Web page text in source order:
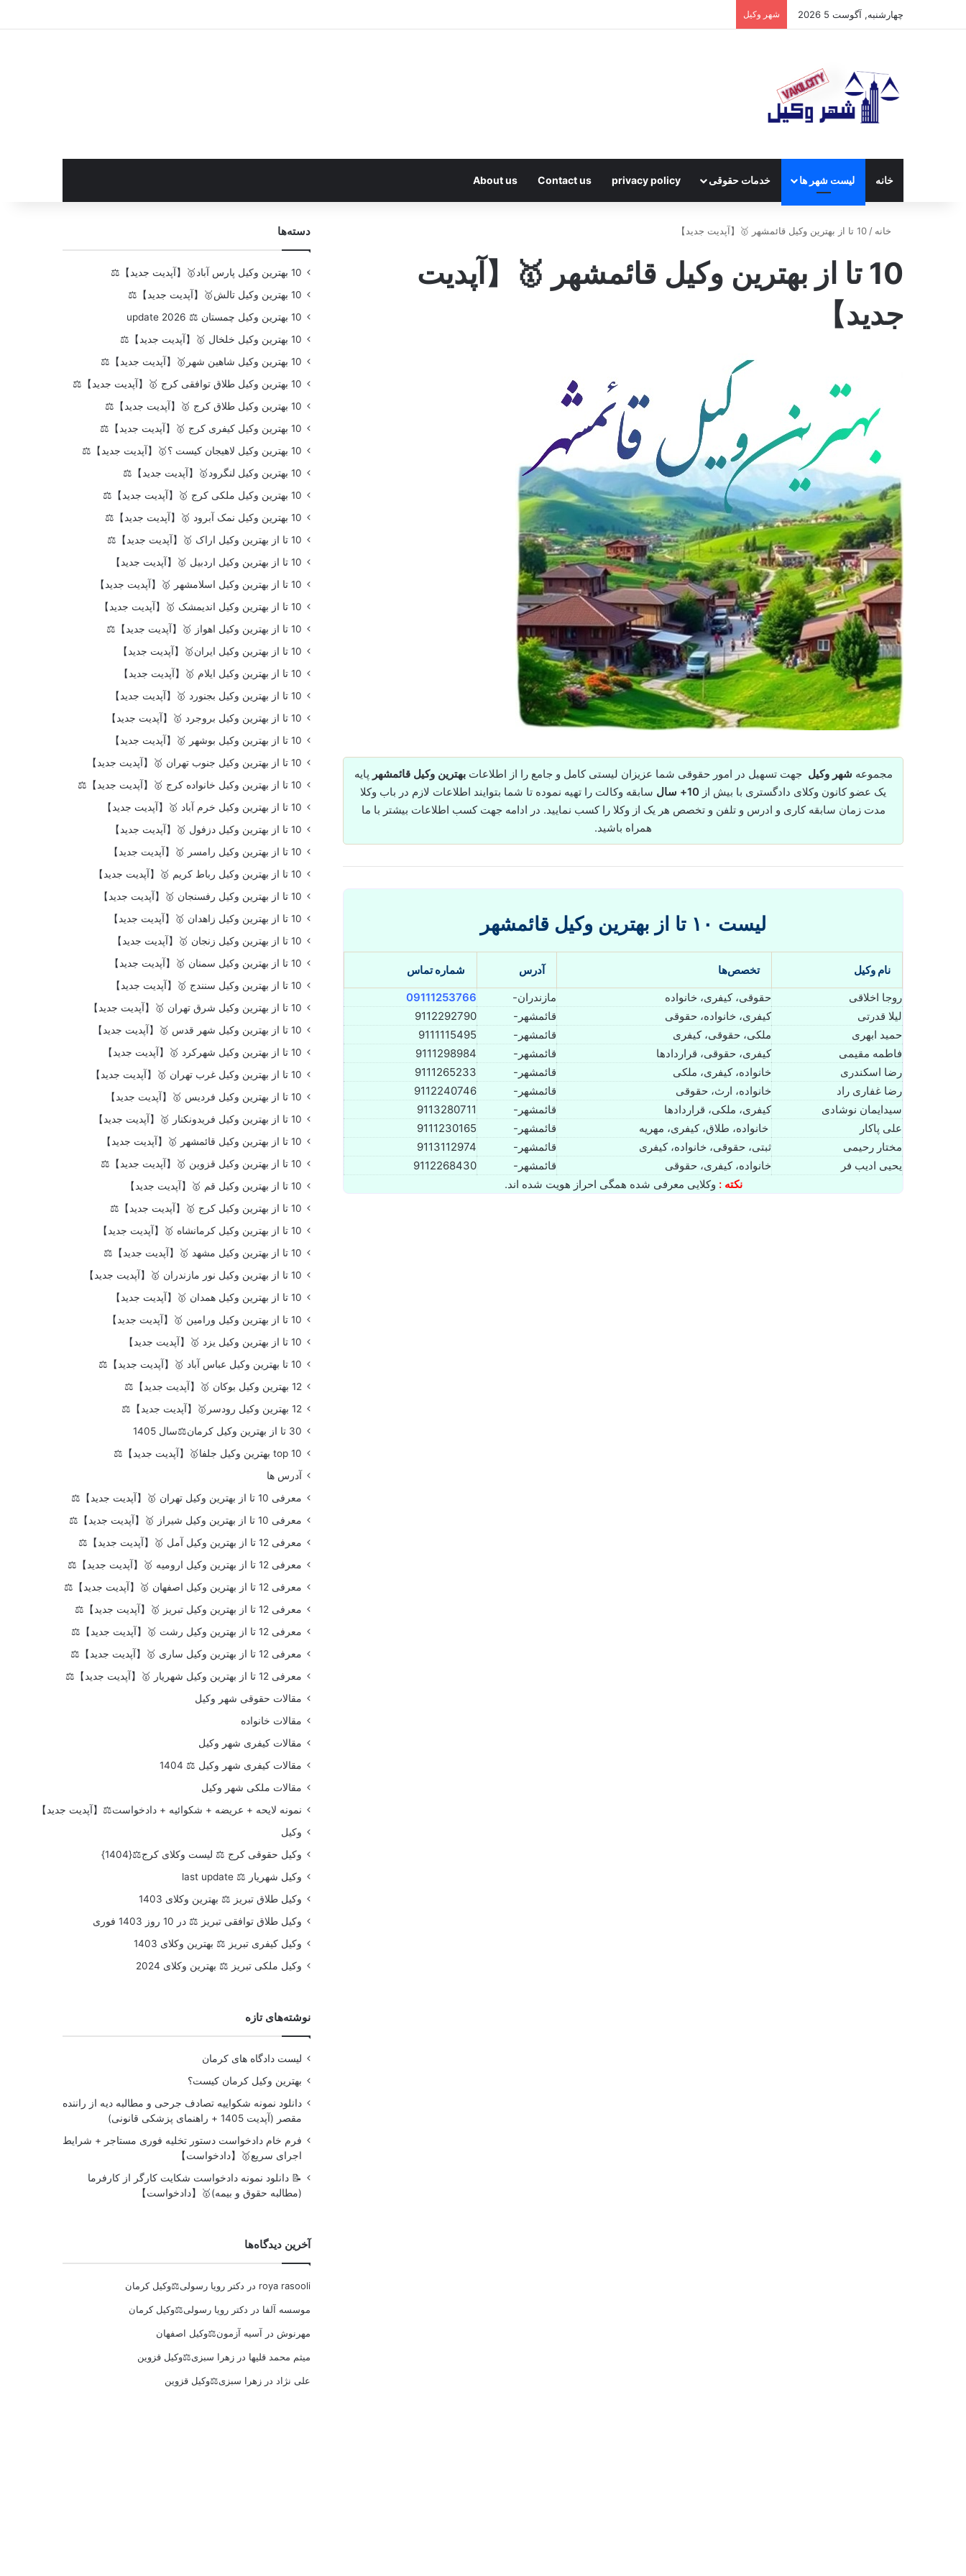
چهارشنبه, آگوست 5 2026 شهر وکیل
خانه لیست شهر ها خدمات حقوقی privacy policy
Contact us
About us
خانه / 10 تا از بهترین وکیل قائمشهر 🥇【آپدیت جدید】
10 تا از بهترین وکیل قائمشهر 🥇【آپدیت
جدید】
مجموعه شهر وکیل جهت تسهیل در امور حقوقی شما عزیزان لیستی کامل و جامع را از اطلاعاتبهترین وکیل قائمشهر پایه
یک عضو کانون وکلای دادگستری با بیش از 10+ سال
سابقه وکالت را تهیه نموده تا شما بتوایند اطلاعات لازم در باب وکلا
مدت زمان سابقه کاری و ادرس و تلفن و تخصص هر یک از وکلا را کسب نمایید. در ادامه جهت کسب اطلاعات بیشتر با ما
همراه باشید.
لیست ۱۰ تا از بهترین وکیل قائمشهر
نام وکیل تخصص‌ها آدرس
شماره تماس
روجا اخلاقی
حقوقی، کیفری، خانواده مازندران-
09111253766
لیلا قدرتی
کیفری، خانواده، حقوقی قائمشهر-
9112292790
حمید ابهری
ملکی، حقوقی، کیفری قائمشهر-
9111115495
فاطمه مقیمی
کیفری، حقوقی، قراردادها قائمشهر-
9111298984
رضا اسکندری
خانواده، کیفری، ملکی قائمشهر-
9111265233
رضا غفاری راد
خانواده، ارث، حقوقی قائمشهر-
9112240746
سیدایمان نوشادی
کیفری، ملکی، قراردادها قائمشهر-
9113280711
علی پاکار
خانواده، طلاق، کیفری، مهریه قائمشهر-
9111230165
مختار رحیمی
ثبتی، حقوقی، خانواده، کیفری قائمشهر-
9113112974
یحیی ادیب فر
خانواده، کیفری، حقوقی قائمشهر-
9112268430
نکته : وکلایی معرفی شده همگی احراز هویت شده اند.
دسته‌ها
10 بهترین وکیل پارس آباد🥇【آپدیت جدید】⚖️
10 بهترین وکیل تالش🥇【آپدیت جدید】⚖️
10 بهترین وکیل چمستان ⚖️ update 2026
10 بهترین وکیل خلخال 🥇【آپدیت جدید】⚖️
10 بهترین وکیل شاهین شهر🥇【آپدیت جدید】⚖️
10 بهترین وکیل طلاق توافقی کرج 🥇【آپدیت جدید】⚖️
10 بهترین وکیل طلاق کرج 🥇【آپدیت جدید】⚖️
10 بهترین وکیل کیفری کرج 🥇【آپدیت جدید】⚖️
10 بهترین وکیل لاهیجان کیست ؟🥇【آپدیت جدید】⚖️
10 بهترین وکیل لنگرود🥇【آپدیت جدید】⚖️
10 بهترین وکیل ملکی کرج 🥇【آپدیت جدید】⚖️
10 بهترین وکیل نمک آبرود 🥇【آپدیت جدید】⚖️
10 تا از بهترین وکیل اراک 🥇【آپدیت جدید】⚖️
10 تا از بهترین وکیل اردبیل 🥇【آپدیت جدید】
10 تا از بهترین وکیل اسلامشهر 🥇【آپدیت جدید】
10 تا از بهترین وکیل اندیمشک 🥇【آپدیت جدید】
10 تا از بهترین وکیل اهواز 🥇【آپدیت جدید】⚖️
10 تا از بهترین وکیل ایران🥇【آپدیت جدید】
10 تا از بهترین وکیل ایلام 🥇【آپدیت جدید】
10 تا از بهترین وکیل بجنورد 🥇【آپدیت جدید】
10 تا از بهترین وکیل بروجرد 🥇【آپدیت جدید】
10 تا از بهترین وکیل بوشهر 🥇【آپدیت جدید】
10 تا از بهترین وکیل جنوب تهران 🥇【آپدیت جدید】
10 تا از بهترین وکیل خانواده کرج 🥇【آپدیت جدید】⚖️
10 تا از بهترین وکیل خرم آباد 🥇【آپدیت جدید】
10 تا از بهترین وکیل دزفول 🥇【آپدیت جدید】
10 تا از بهترین وکیل رامسر 🥇【آپدیت جدید】
10 تا از بهترین وکیل رباط کریم 🥇【آپدیت جدید】
10 تا از بهترین وکیل رفسنجان 🥇【آپدیت جدید】
10 تا از بهترین وکیل زاهدان 🥇【آپدیت جدید】
10 تا از بهترین وکیل زنجان 🥇【آپدیت جدید】
10 تا از بهترین وکیل سمنان 🥇【آپدیت جدید】
10 تا از بهترین وکیل سنندج 🥇【آپدیت جدید】
10 تا از بهترین وکیل شرق تهران 🥇【آپدیت جدید】
10 تا از بهترین وکیل شهر قدس 🥇【آپدیت جدید】
10 تا از بهترین وکیل شهرکرد 🥇【آپدیت جدید】
10 تا از بهترین وکیل غرب تهران 🥇【آپدیت جدید】
10 تا از بهترین وکیل فردیس 🥇【آپدیت جدید】
10 تا از بهترین وکیل فریدونکنار 🥇【آپدیت جدید】
10 تا از بهترین وکیل قائمشهر 🥇【آپدیت جدید】
10 تا از بهترین وکیل قزوین 🥇【آپدیت جدید】⚖️
10 تا از بهترین وکیل قم 🥇【آپدیت جدید】
10 تا از بهترین وکیل کرج 🥇【آپدیت جدید】⚖️
10 تا از بهترین وکیل کرمانشاه 🥇【آپدیت جدید】
10 تا از بهترین وکیل مشهد 🥇【آپدیت جدید】⚖️
10 تا از بهترین وکیل نور مازندران 🥇【آپدیت جدید】
10 تا از بهترین وکیل همدان 🥇【آپدیت جدید】
10 تا از بهترین وکیل ورامین 🥇【آپدیت جدید】
10 تا از بهترین وکیل یزد 🥇【آپدیت جدید】
10 تا بهترین وکیل عباس آباد 🥇【آپدیت جدید】⚖️
12 بهترین وکیل بوکان 🥇【آپدیت جدید】⚖️
12 بهترین وکیل رودسر🥇【آپدیت جدید】⚖️
30 تا از بهترین وکیل کرمان⚖️سال 1405
top 10 بهترین وکیل جلفا🥇【آپدیت جدید】⚖️
آدرس ها
معرفی 10 تا از بهترین وکیل تهران 🥇【آپدیت جدید】⚖️
معرفی 10 تا از بهترین وکیل شیراز 🥇【آپدیت جدید】⚖️
معرفی 12 تا از بهترین وکیل آمل 🥇【آپدیت جدید】⚖️
معرفی 12 تا از بهترین وکیل ارومیه 🥇【آپدیت جدید】⚖️
معرفی 12 تا از بهترین وکیل اصفهان 🥇【آپدیت جدید】⚖️
معرفی 12 تا از بهترین وکیل تبریز 🥇【آپدیت جدید】⚖️
معرفی 12 تا از بهترین وکیل رشت 🥇【آپدیت جدید】⚖️
معرفی 12 تا از بهترین وکیل ساری 🥇【آپدیت جدید】⚖️
معرفی 12 تا از بهترین وکیل شهریار 🥇【آپدیت جدید】⚖️
مقالات حقوقی شهر وکیل
مقالات خانواده
مقالات کیفری شهر وکیل
مقالات کیفری شهر وکیل ⚖️ 1404
مقالات ملکی شهر وکیل
نمونه لایحه + عریضه + شکوائیه + دادخواست⚖️【آپدیت جدید】
وکیل
وکیل حقوقی کرج ⚖️ لیست وکلای کرج⚖️{1404}
وکیل شهریار ⚖️ last update
وکیل طلاق تبریز ⚖️ بهترین وکلای 1403
وکیل طلاق توافقی تبریز ⚖️ در 10 روز 1403 فوری
وکیل کیفری تبریز ⚖️ بهترین وکلای 1403
وکیل ملکی تبریز ⚖️ بهترین وکلای 2024
نوشته‌های تازه
لیست دادگاه های کرمان
بهترین وکیل کرمان کیست؟
دانلود نمونه شکواییه تصادف جرحی و مطالبه دیه از راننده
مقصر (آپدیت 1405 + راهنمای پزشکی قانونی)
فرم خام دادخواست دستور تخلیه فوری مستاجر + شرایط
اجرای سریع🥇【دادخواست】
📝 دانلود نمونه دادخواست شکایت کارگر از کارفرما
(مطالبه حقوق و بیمه)🥇【دادخواست】
آخرین دیدگاه‌ها
roya rasooli در دکتر رویا رسولی⚖️وکیل کرمان
موسسه آلفا در دکتر رویا رسولی⚖️وکیل کرمان
مهرنوش در آسیه آزمون⚖️وکیل اصفهان
میثم محمد قلیها درزهرا سبزی⚖️وکیل قزوین
علی نژاد درزهرا سبزی⚖️وکیل قزوین